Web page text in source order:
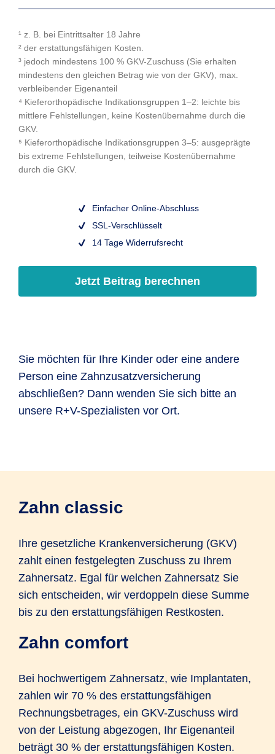
¹ z. B. bei Eintritts­alter 18 Jahre
² der erstattungs­fähigen Kosten.
³ jedoch mindestens 100 % GKV-Zuschuss (Sie erhalten
mindestens den gleichen Betrag wie von der GKV), max.
verblei­bender Eigen­anteil
⁴ Kiefer­orthopä­dische Indikations­gruppen 1–2: leichte bis
mittlere Fehl­stellungen, keine Kosten­über­nahme durch die
GKV.
⁵ Kiefer­ortho­pädische Indikations­gruppen 3–5: ausgeprägte
bis extreme Fehl­stellungen, teil­weise Kosten­über­nahme
durch die GKV.
Einfacher Online-Abschluss
SSL-Verschlüsselt
14 Tage Widerrufsrecht
Jetzt Beitrag berechnen
Sie möchten für Ihre Kinder oder eine andere
Person eine Zahn­zusatz­versiche­rung
abschließen? Dann wenden Sie sich bitte an
unsere R+V-Spezia­listen vor Ort.
Zahn classic
Ihre gesetzliche Kranken­versicherung (GKV)
zahlt einen festgelegten Zuschuss zu Ihrem
Zahnersatz. Egal für welchen Zahnersatz Sie
sich entscheiden, wir verdoppeln diese Summe
bis zu den erstattungs­fähigen Restkosten.
Zahn comfort
Bei hochwertigem Zahnersatz, wie Implantaten,
zahlen wir 70 % des erstattungs­fähigen
Rechnungs­betrages, ein GKV-Zuschuss wird
von der Leistung abgezogen, Ihr Eigen­anteil
beträgt 30 % der erstattungs­fähigen Kosten.